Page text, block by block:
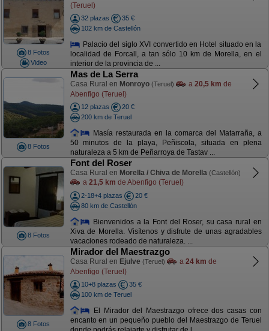
8 Fotos
Video
(Teruel)
32 plazas
35 €
102 km de Castellón
Palacio del siglo XVI convertido en Hotel situado en la
localidad de Forcall, a tan sólo 10 km de Morella, en el
interior de la provincia de ...
8 Fotos
Mas de La Serra
Casa Rural en Monroyo (Teruel) a 20,5 km de
Abenfigo (Teruel)
12 plazas
20 €
200 km de Teruel
Masía restaurada en la comarca del Matarraña, a
50 minutos de la playa, Peñiscola, situada en plena
naturaleza a 5 km de Peñarroya de Tastav ...
8 Fotos
Font del Roser
Casa Rural en Morella / Chiva de Morella (Castellón)
a 21,5 km de Abenfigo (Teruel)
2-18+4 plazas
20 €
80 km de Castellón
Bienvenidos a la Font del Roser, su casa rural en
Xiva de Morella. Visítenos y disfrute de unas agradables
vacaciones rodeado de naturaleza. ...
8 Fotos
Mirador del Maestrazgo
Casa Rural en Ejulve (Teruel) a 24 km de
Abenfigo (Teruel)
10+8 plazas
35 €
100 km de Teruel
El Mirador del Maestrazgo ofrece dos casas con
encanto en un pequeño pueblo del Maestrazgo de Teruel